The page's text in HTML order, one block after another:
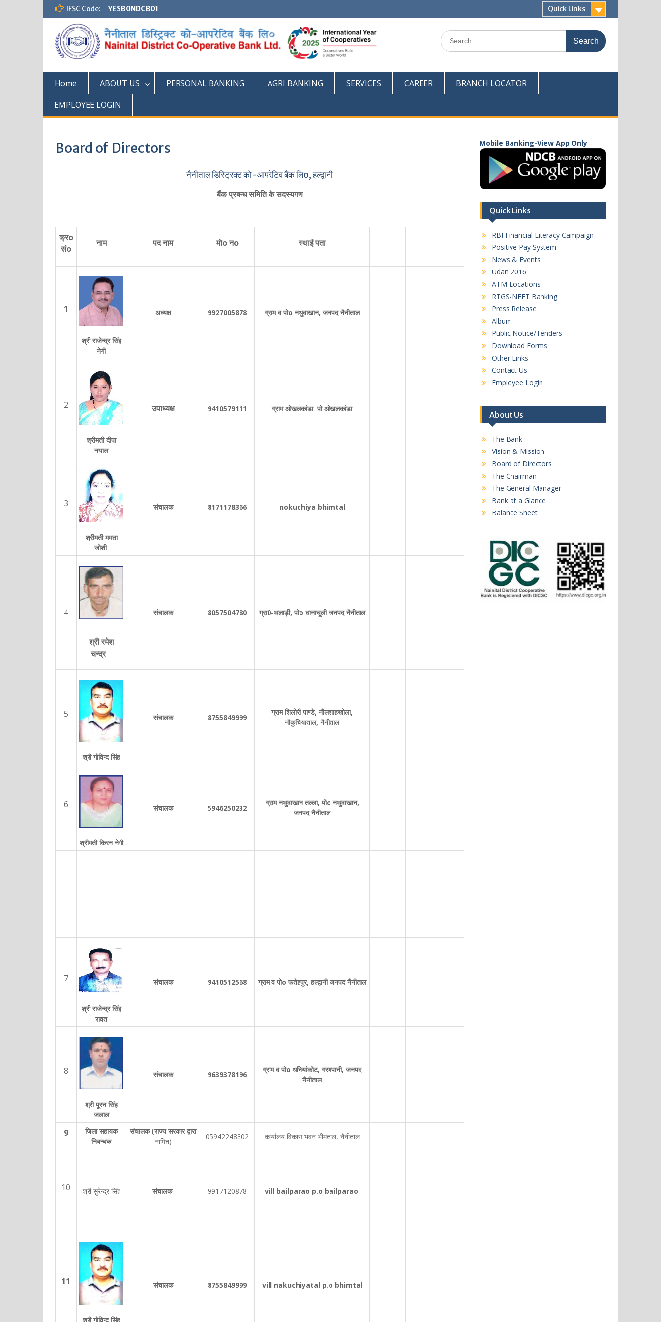
Skip
content
IFSC Code: YESB0NDCB01 Quick Links
Search
for:
Home ABOUT US PERSONAL BANKING AGRI BANKING SERVICES CAREER
BRANCH LOCATOR
EMPLOYEE LOGIN
Board of Directors
नैनीताल डिस्ट्रिक्ट को-आपरेटिव बैंक लिo, हल्द्वानी
बैंक प्रबन्ध समिति के सदस्यगण
क्रo
संo
नाम पद नाम मोo नo स्थाई पता
1
श्री राजेन्द्र सिंह
नेगी
अध्यक्ष 9927005878 ग्राम व पोo नथुवाखान, जनपद नैनीताल
2
श्रीमती दीपा
नयाल
उपाध्यक्ष 9410579111 ग्राम ओखलकांडा पो ओखलकांडा
3
श्रीमती ममता
जोशी
संचालक 8171178366 nokuchiya bhimtal
4
श्री रमेश
चन्द्र
संचालक 8057504780 ग्रा0-थलाड़ी, पोo धानाचूली जनपद नैनीताल
5
श्री गोविन्द सिंह
संचालक 8755849999
ग्राम शिलोरी पाण्डे, नौलशाहखोला,
नौकुचियाताल, नैनीताल
6
श्रीमती किरन नेगी
संचालक 5946250232
ग्राम नथुवाखान तल्ला, पोo नथुवाखान,
जनपद नैनीताल
7
श्री राजेन्द्र सिंह
रावत
संचालक 9410512568 ग्राम व पोo फतेहपुर, हल्द्वानी जनपद नैनीताल
8
श्री पूरन सिंह
जलाल
संचालक 9639378196
ग्राम व पोo धनियांकोट, गरमपानी, जनपद
नैनीताल
9
जिला सहायक
निबन्धक
संचालक (राज्य सरकार द्वारा
नामित)
05942248302 कार्यालय विकास भवन भीमताल, नैनीताल
10 श्री सुरेन्द्र सिंह संचालक 9917120878 vill bailparao p.o bailparao
11
श्री गोविन्द सिंह
संचालक 8755849999 vill nakuchiyatal p.o bhimtal
Mobile Banking-View App Only
Quick Links
RBI Financial Literacy Campaign
Positive Pay System
News & Events
Udan 2016
ATM Locations
RTGS-NEFT Banking
Press Release
Album
Public Notice/Tenders
Download Forms
Other Links
Contact Us
Employee Login
About Us
The Bank
Vision & Mission
Board of Directors
The Chairman
The General Manager
Bank at a Glance
Balance Sheet